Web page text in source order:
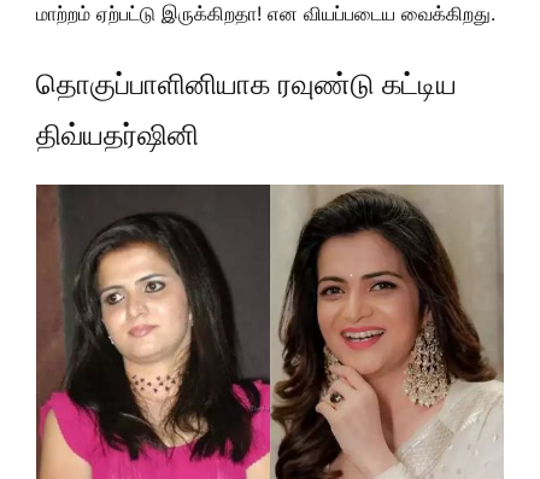
மாற்றம் ஏற்பட்டு இருக்கிறதா! என வியப்படைய வைக்கிறது.
தொகுப்பாளினியாக ரவுண்டு கட்டிய
திவ்யதர்ஷினி